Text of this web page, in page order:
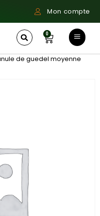
Mon compte
0
de guedel moyenne